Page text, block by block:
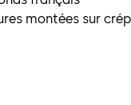
montées sur